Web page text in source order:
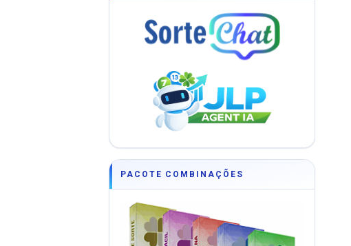
PACOTE COMBINAÇÕES